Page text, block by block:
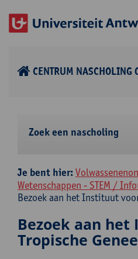
CENTRUM NASCHOLING
Zoek een nascholing
Je bent hier:
Wetenschappen - STEM /
Bezoek aan het Instituut
Bezoek aan
Tropische